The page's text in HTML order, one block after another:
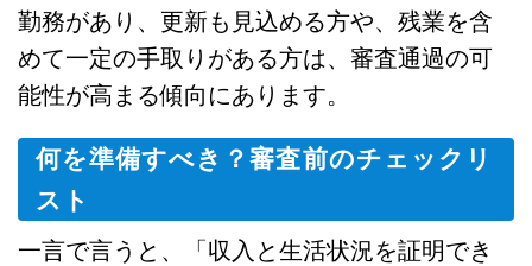
勤務があり、更新も見込める方や、残業を含
めて一定の手取りがある方は、審査通過の可
能性が高まる傾向にあります。
何を準備すべき？審査前のチェックリ
スト
一言で言うと、「収入と生活状況を証明でき